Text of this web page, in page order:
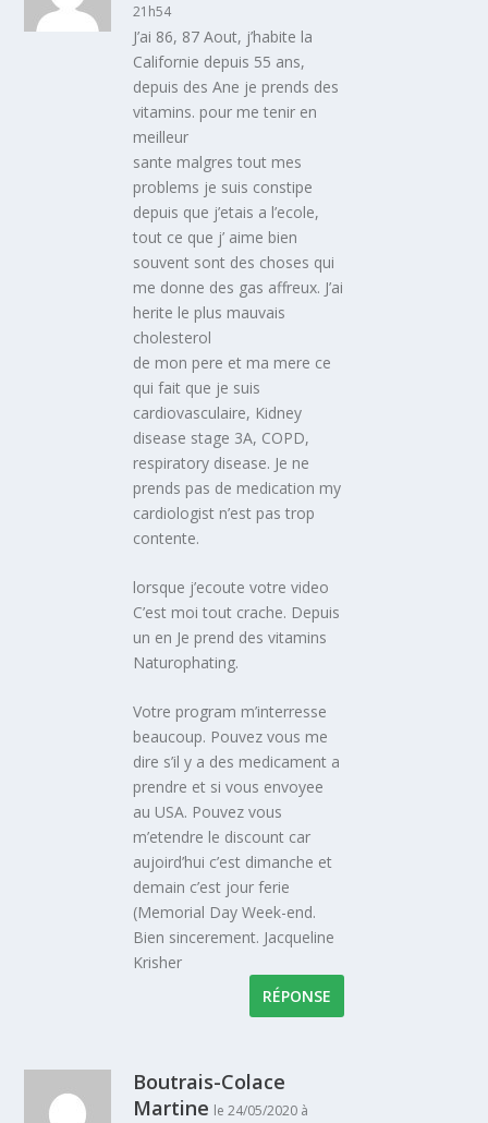
21h54
J’ai 86, 87 Aout, j’habite la
Californie depuis 55 ans,
depuis des Ane je prends des
vitamins. pour me tenir en
meilleur
sante malgres tout mes
problems je suis constipe
depuis que j’etais a l’ecole,
tout ce que j’ aime bien
souvent sont des choses qui
me donne des gas affreux. J’ai
herite le plus mauvais
cholesterol
de mon pere et ma mere ce
qui fait que je suis
cardiovasculaire, Kidney
disease stage 3A, COPD,
respiratory disease. Je ne
prends pas de medication my
cardiologist n’est pas trop
contente.
lorsque j’ecoute votre video
C’est moi tout crache. Depuis
un en Je prend des vitamins
Naturophating.
Votre program m’interresse
beaucoup. Pouvez vous me
dire s’il y a des medicament a
prendre et si vous envoyee
au USA. Pouvez vous
m’etendre le discount car
aujoird’hui c’est dimanche et
demain c’est jour ferie
(Memorial Day Week-end.
Bien sincerement. Jacqueline
Krisher
RÉPONSE
Boutrais-Colace
Martine le 24/05/2020 à